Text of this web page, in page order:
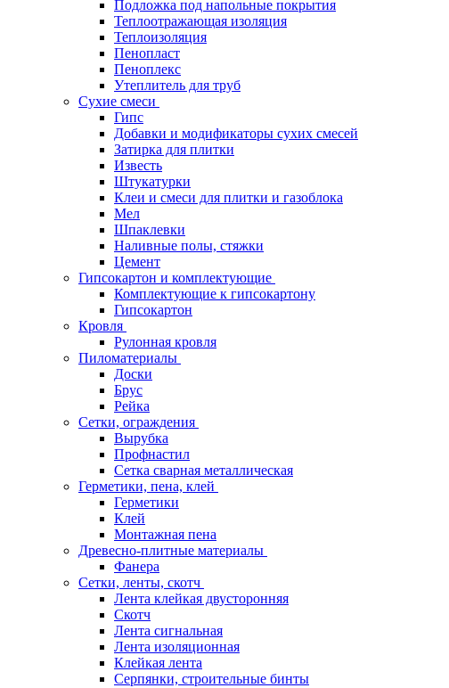
Подложка под напольные покрытия
Теплоотражающая изоляция
Теплоизоляция
Пенопласт
Пеноплекс
Утеплитель для труб
Сухие смеси
Гипс
Добавки и модификаторы сухих смесей
Затирка для плитки
Известь
Штукатурки
Клеи и смеси для плитки и газоблока
Мел
Шпаклевки
Наливные полы, стяжки
Цемент
Гипсокартон и комплектующие
Комплектующие к гипсокартону
Гипсокартон
Кровля
Рулонная кровля
Пиломатериалы
Доски
Брус
Рейка
Сетки, ограждения
Вырубка
Профнастил
Сетка сварная металлическая
Герметики, пена, клей
Герметики
Клей
Монтажная пена
Древесно-плитные материалы
Фанера
Сетки, ленты, скотч
Лента клейкая двусторонняя
Скотч
Лента сигнальная
Лента изоляционная
Клейкая лента
Серпянки, строительные бинты